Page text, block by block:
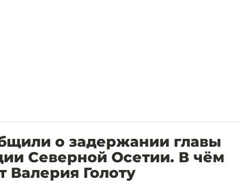
о задержании главы
Северной Осетии. В чём
Валерия Голоту